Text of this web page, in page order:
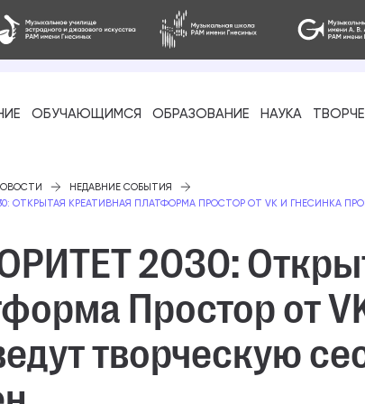
ОБУЧАЮЩИМСЯ ОБРАЗОВАНИЕ НАУКА
НЕДАВНИЕ СОБЫТИЯ
ОТКРЫТАЯ КРЕАТИВНАЯ ПЛАТФОРМА ПРОСТОР ОТ VK И ГНЕСИНКА
2030:
Простор от
творческую